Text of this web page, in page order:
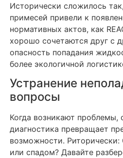
Исторически сложилось
примесей привели к
нормативных актов, как
хорошо сочетаются друг с
опасность попадания
более экологичной
Устранение
вопросы
Когда возникают проблемы,
диагностика превращает
возможности. Риторически:
или спадом? Давайте